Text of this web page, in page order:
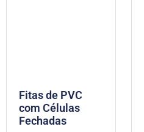
Fitas de PVC
com Células
Fechadas